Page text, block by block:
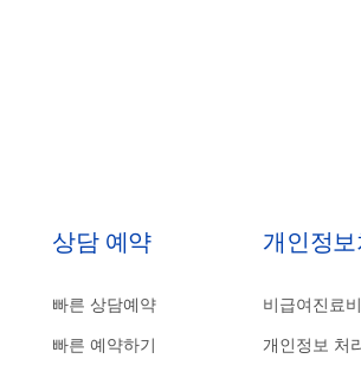
상담 예약
빠른 상담예약
빠른 예약하기
개인정
비급여진료
개인정보 처